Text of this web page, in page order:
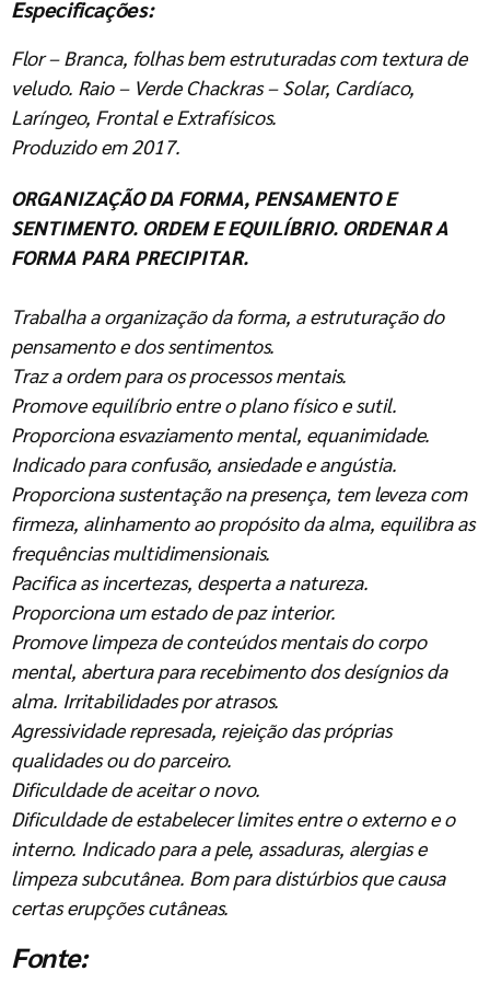
Especificações:
Flor – Branca, folhas bem estruturadas com textura de
veludo. Raio – Verde Chackras – Solar, Cardíaco,
Laríngeo, Frontal e Extrafísicos.
Produzido em 2017.
ORGANIZAÇÃO DA FORMA, PENSAMENTO E
SENTIMENTO. ORDEM E EQUILÍBRIO. ORDENAR A
FORMA PARA PRECIPITAR.
Trabalha a organização da forma, a estruturação do
pensamento e dos sentimentos.
Traz a ordem para os processos mentais.
Promove equilíbrio entre o plano físico e sutil.
Proporciona esvaziamento mental, equanimidade.
Indicado para confusão, ansiedade e angústia.
Proporciona sustentação na presença, tem leveza com
firmeza, alinhamento ao propósito da alma, equilibra as
frequências multidimensionais.
Pacifica as incertezas, desperta a natureza.
Proporciona um estado de paz interior.
Promove limpeza de conteúdos mentais do corpo
mental, abertura para recebimento dos desígnios da
alma. Irritabilidades por atrasos.
Agressividade represada, rejeição das próprias
qualidades ou do parceiro.
Dificuldade de aceitar o novo.
Dificuldade de estabelecer limites entre o externo e o
interno. Indicado para a pele, assaduras, alergias e
limpeza subcutânea. Bom para distúrbios que causa
certas erupções cutâneas.
Fonte: